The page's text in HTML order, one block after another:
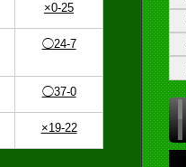
×0-25
◯24-7
◯37-0
×19-22